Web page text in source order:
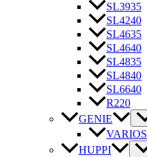
SL3935
SL4240
SL4635
SL4640
SL4835
SL4840
SL6640
R220
GENIE
VARIOS
HUPPI